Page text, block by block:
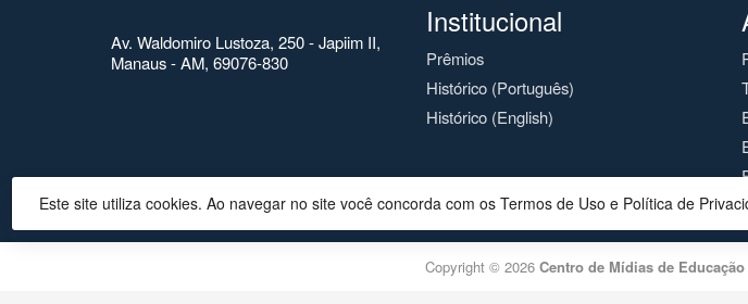
Av. Waldomiro Lustoza, 250 - Japiim II,
Manaus - AM, 69076-830
Institucional
Prêmios
Histórico (Português)
Histórico (English)
Copyright © 2026 Centro de Mídias de
Este site utiliza cookies. Ao navegar no site você concorda com os Termos de Uso e Política de